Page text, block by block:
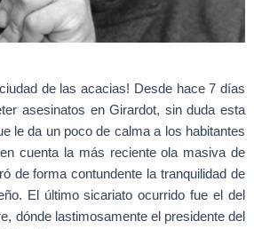
de las acacias! Desde hace 7 días
asesinatos en Girardot, sin duda esta
le da un poco de calma a los habitantes
cuenta la más reciente ola masiva de
de forma contundente la tranquilidad de
El último sicariato ocurrido fue el del
dónde lastimosamente el presidente del